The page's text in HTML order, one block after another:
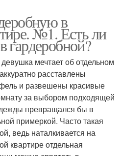
в
№1. Есть ли
гардеробной?
мечтает об отдельном
расставлены
и развешены красивые
за выбором подходящей
превращался бы в
примеркой. Часто такая
ведь наталкивается на
квартире отдельная